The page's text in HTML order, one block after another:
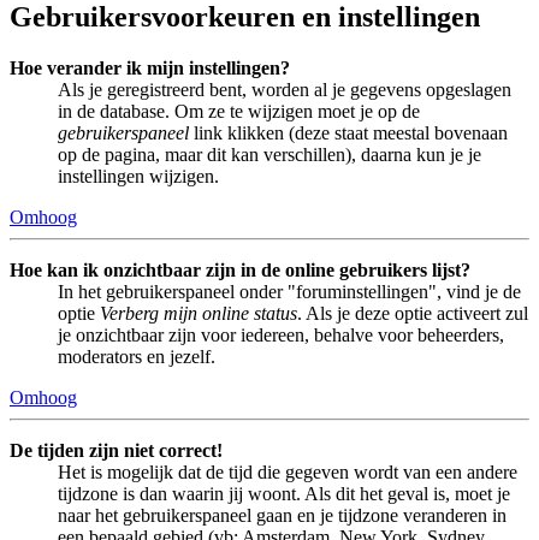
Gebruikersvoorkeuren en instellingen
Hoe verander ik mijn instellingen?
Als je geregistreerd bent, worden al je gegevens opgeslagen
in de database. Om ze te wijzigen moet je op de
gebruikerspaneel link klikken (deze staat meestal bovenaan
op de pagina, maar dit kan verschillen), daarna kun je je
instellingen wijzigen.
Omhoog
Hoe kan ik onzichtbaar zijn in de online gebruikers lijst?
In het gebruikerspaneel onder "foruminstellingen", vind je de
optie Verberg mijn online status. Als je deze optie activeert zul
je onzichtbaar zijn voor iedereen, behalve voor beheerders,
moderators en jezelf.
Omhoog
De tijden zijn niet correct!
Het is mogelijk dat de tijd die gegeven wordt van een andere
tijdzone is dan waarin jij woont. Als dit het geval is, moet je
naar het gebruikerspaneel gaan en je tijdzone veranderen in